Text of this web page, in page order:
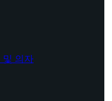
및 의자